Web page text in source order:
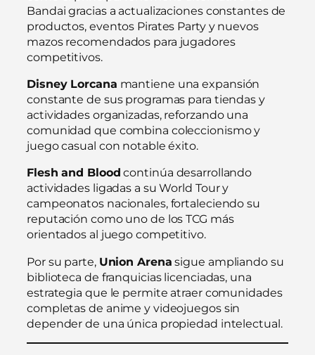
Bandai gracias a actualizaciones constantes de
productos, eventos Pirates Party y nuevos
mazos recomendados para jugadores
competitivos.
Disney Lorcana mantiene una expansión
constante de sus programas para tiendas y
actividades organizadas, reforzando una
comunidad que combina coleccionismo y
juego casual con notable éxito.
Flesh and Blood continúa desarrollando
actividades ligadas a su World Tour y
campeonatos nacionales, fortaleciendo su
reputación como uno de los TCG más
orientados al juego competitivo.
Por su parte, Union Arena sigue ampliando su
biblioteca de franquicias licenciadas, una
estrategia que le permite atraer comunidades
completas de anime y videojuegos sin
depender de una única propiedad intelectual.